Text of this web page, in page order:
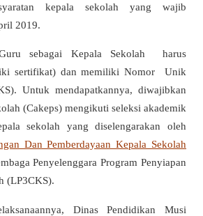
kepala sekolah yang wajib
2019.
Guru sebagai Kepala Sekolah harus
sertifikat) dan memiliki Nomor Unik
Untuk mendapatkannya, diwajibkan
(Cakeps) mengikuti seleksi akademik
sekolah yang diselengarakan oleh
Dan Pemberdayaan Kepala Sekolah
Penyelenggara Program Penyiapan
(LP3CKS).
Dinas Pendidikan Musi